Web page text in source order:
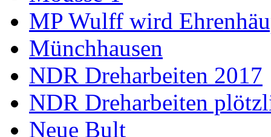
MP Wulff wird
Münchhausen
NDR Dreharbeiten 2017
NDR Dreharbeiten
Neue Bult